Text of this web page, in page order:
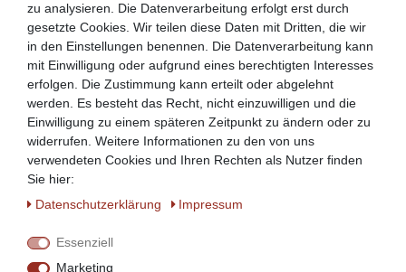
789,90 € *
Artikel anzeigen
*inkl. ges. MwSt.zzgl.internationale
Versandkosten
Zahlen Sie bequem per
zu analysieren. Die Datenverarbeitung erfolgt erst durch
gesetzte Cookies. Wir teilen diese Daten mit Dritten, die wir
in den Einstellungen benennen. Die Datenverarbeitung kann
mit Einwilligung oder aufgrund eines berechtigten Interesses
erfolgen. Die Zustimmung kann erteilt oder abgelehnt
werden. Es besteht das Recht, nicht einzuwilligen und die
Einwilligung zu einem späteren Zeitpunkt zu ändern oder zu
widerrufen. Weitere Informationen zu den von uns
verwendeten Cookies und Ihren Rechten als Nutzer finden
Sie hier:
Daten­schutz­erklärung
Impressum
Essenziell
Marketing